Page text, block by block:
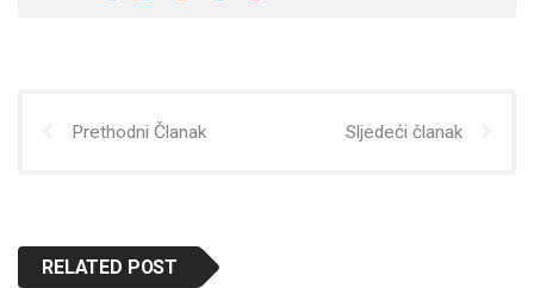
Prethodni Članak Sljedeći članak
RELATED POST